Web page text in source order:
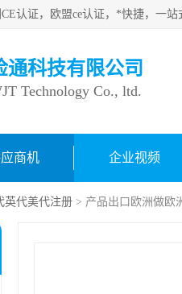
通科技有限公司
Technology Co., ltd.
商机 企业视频
英代美代注册 > 产品出口欧洲做欧